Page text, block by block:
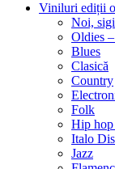
Viniluri ediții
Noi,
Oldies
Blues
Clasică
Country
Folk
Hip hop
Italo
Jazz